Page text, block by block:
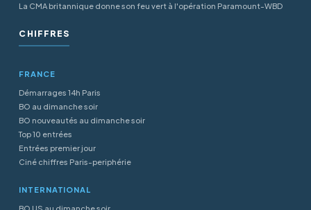
La CMA britannique donne son feu vert à l'opération Paramount-WBD
CHIFFRES
FRANCE
Démarrages 14h Paris
BO au dimanche soir
BO nouveautés au dimanche soir
Top 10 entrées
Entrées premier jour
Ciné chiffres Paris-periphérie
INTERNATIONAL